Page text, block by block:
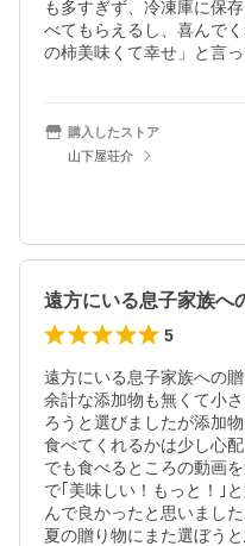
も多すぎず、冷凍庫に保
べてもらえるし、喜んで
の柿美味くて幸せ」と言
購入したストア
山下屋荘介
5
遠方にいる息子家族への
余計な添加物も無くて小
ろうと選びましたが添加
食べてくれるかは少し心配
でも食べるところの動画
で｢美味しい！もっと！｣
んで良かったと思いました
夏の贈り物にまた選ぼうと